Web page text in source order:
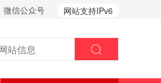
网站支持IPv6
微信公众号